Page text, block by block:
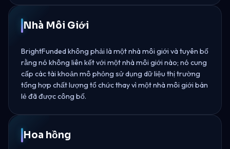
Nhà Môi Giới
BrightFunded không phải là một nhà môi giới và tuyên bố
rằng nó không liên kết với một nhà môi giới nào; nó cung
cấp các tài khoản mô phỏng sử dụng dữ liệu thị trường
tổng hợp chất lượng tổ chức thay vì một nhà môi giới bán
lẻ đã được công bố.
Hoa hồng